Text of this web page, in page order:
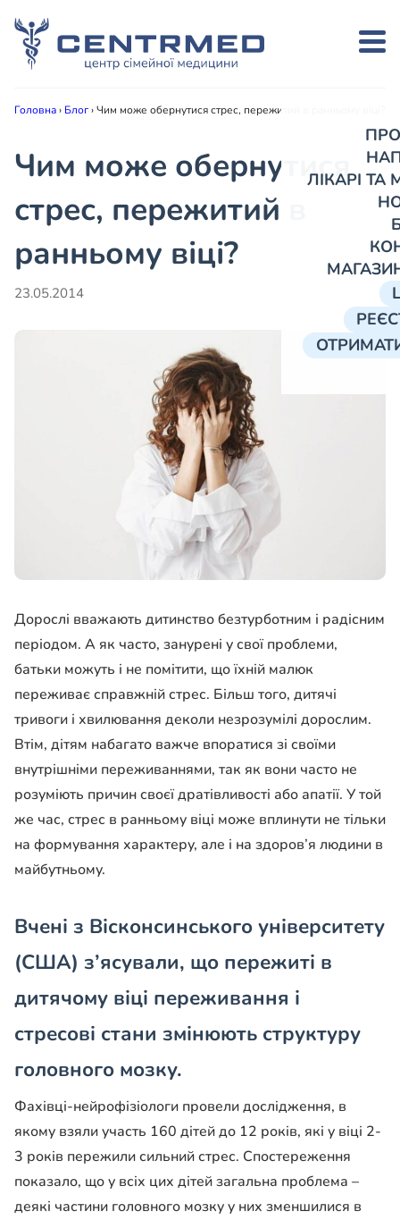
ЛІКАРІ
Головна› Блог›Чим може обернутися стрес, пережитий в ранньому віці?
Чим може обернутися
стрес, пережитий в
ранньому віці?
23.05.2014
Дорослі вважають дитинство безтурботним і радісним
періодом. А як часто, занурені у свої проблеми,
батьки можуть і не помітити, що їхній малюк
переживає справжній стрес. Більш того, дитячі
тривоги і хвилювання деколи незрозумілі дорослим.
Втім, дітям набагато важче впоратися зі своїми
внутрішніми переживаннями, так як вони часто не
розуміють причин своєї дратівливості або апатії. У той
же час, стрес в ранньому віці може вплинути не тільки
на формування характеру, але і на здоров’я людини в
майбутньому.
Вчені з Вісконсинського університету
(США) з’ясували, що пережиті в
дитячому віці переживання і
стресові стани змінюють структуру
головного мозку.
Фахівці-нейрофізіологи провели дослідження, в
якому взяли участь 160 дітей до 12 років, які у віці 2-
3 років пережили сильний стрес. Спостереження
показало, що у всіх цих дітей загальна проблема –
деякі частини головного мозку у них зменшилися в